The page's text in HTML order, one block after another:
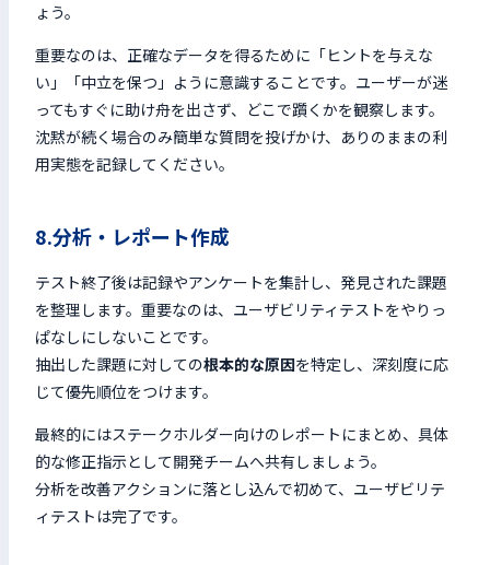
ょう。
重要なのは、正確なデータを得るために「ヒントを与えな
い」「中立を保つ」ように意識することです。ユーザーが迷
ってもすぐに助け舟を出さず、どこで躓くかを観察します。
沈黙が続く場合のみ簡単な質問を投げかけ、ありのままの利
用実態を記録してください。
8.分析・レポート作成
テスト終了後は記録やアンケートを集計し、発見された課題
を整理します。重要なのは、ユーザビリティテストをやりっ
ぱなしにしないことです。
抽出した課題に対しての根本的な原因を特定し、深刻度に応
じて優先順位をつけます。
最終的にはステークホルダー向けのレポートにまとめ、具体
的な修正指示として開発チームへ共有しましょう。
分析を改善アクションに落とし込んで初めて、ユーザビリテ
ィテストは完了です。